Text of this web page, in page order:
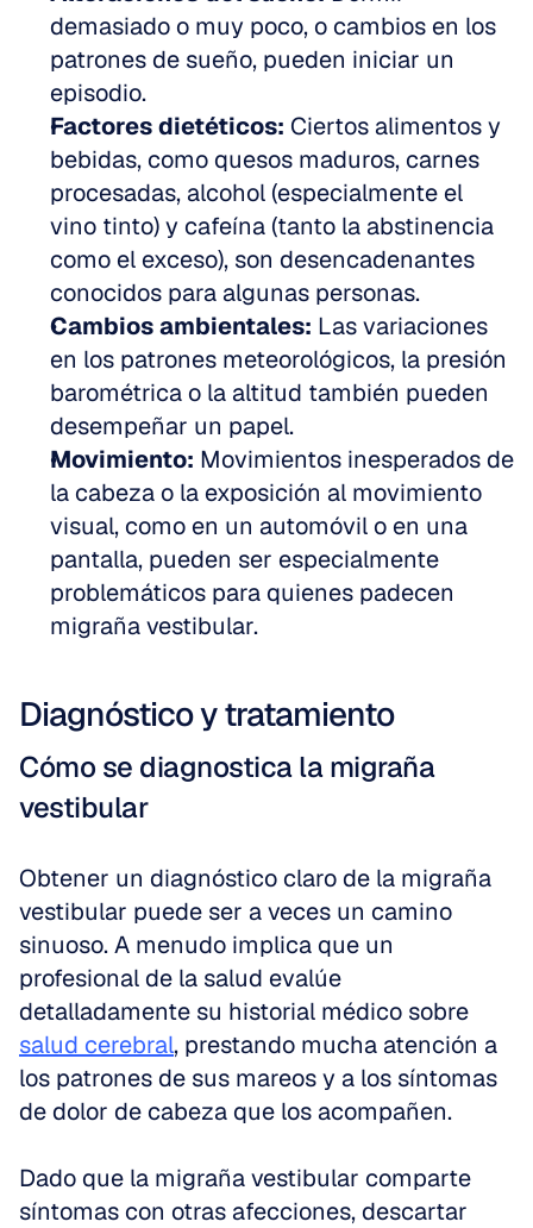
demasiado o muy poco, o cambios en los
patrones de sueño, pueden iniciar un
episodio.
Factores dietéticos: Ciertos alimentos y
bebidas, como quesos maduros, carnes
procesadas, alcohol (especialmente el
vino tinto) y cafeína (tanto la abstinencia
como el exceso), son desencadenantes
conocidos para algunas personas.
Cambios ambientales: Las variaciones
en los patrones meteorológicos, la presión
barométrica o la altitud también pueden
desempeñar un papel.
Movimiento: Movimientos inesperados de
la cabeza o la exposición al movimiento
visual, como en un automóvil o en una
pantalla, pueden ser especialmente
problemáticos para quienes padecen
migraña vestibular.
Diagnóstico y tratamiento
Cómo se diagnostica la migraña
vestibular
Obtener un diagnóstico claro de la migraña
vestibular puede ser a veces un camino
sinuoso. A menudo implica que un
profesional de la salud evalúe
salud cerebral, prestando mucha atención a
los patrones de sus mareos y a los síntomas
de dolor de cabeza que los acompañen.
Dado que la migraña vestibular comparte
síntomas con otras afecciones, descartar